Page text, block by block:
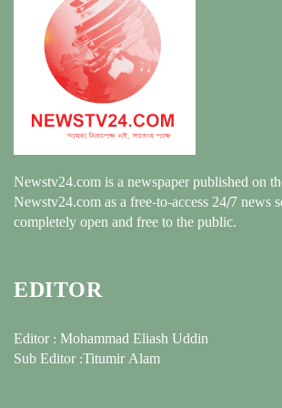
Newstv24.com is a newspaper published on
Newstv24.com as a free-to-access 24/7 news
completely open and free to the public.
EDITOR
Editor : Mohammad Eliash Uddin
Sub Editor :Titumir Alam